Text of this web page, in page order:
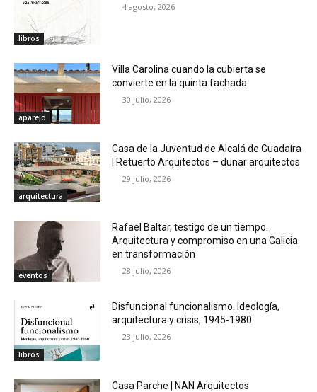
libros
4 agosto, 2026
aparejo
Villa Carolina cuando la cubierta se
convierte en la quinta fachada
30 julio, 2026
arquitectura
Casa de la Juventud de Alcalá de Guadaíra
| Retuerto Arquitectos – dunar arquitectos
29 julio, 2026
eventos
Rafael Baltar, testigo de un tiempo.
Arquitectura y compromiso en una Galicia
en transformación
28 julio, 2026
libros
Disfuncional funcionalismo. Ideología,
arquitectura y crisis, 1945-1980
23 julio, 2026
Casa Parche | NAN Arquitectos